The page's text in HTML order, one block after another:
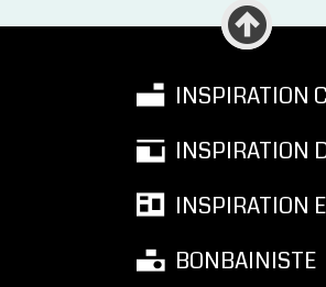
INSPIRATION
INSPIRATION
INSPIRATION
BONBAINISTE